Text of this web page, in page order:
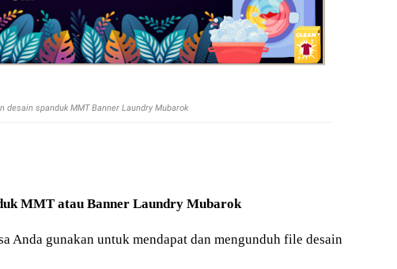
desain spanduk MMT Banner Laundry Mubarok
MMT atau Banner Laundry Mubarok
Anda gunakan untuk mendapat dan mengunduh file desain